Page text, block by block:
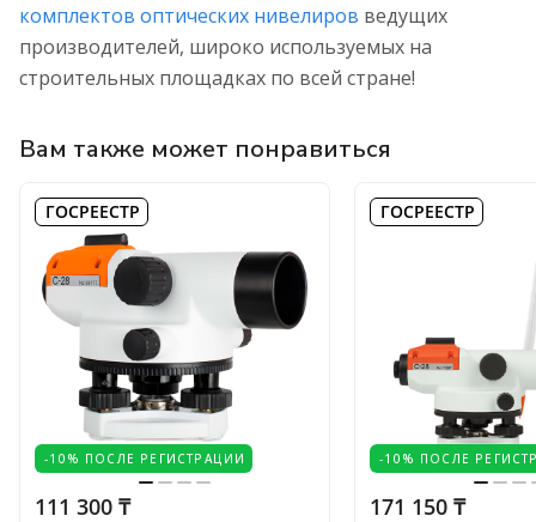
комплектов оптических нивелиров ведущих
производителей, широко используемых на
строительных площадках по всей стране!
Вам также может понравиться
-10% ПОСЛЕ РЕГИСТРАЦИИ
ГОСРЕЕСТР
111 300 ₸
-10% ПОСЛЕ
ГОСРЕЕСТР
171 150 ₸